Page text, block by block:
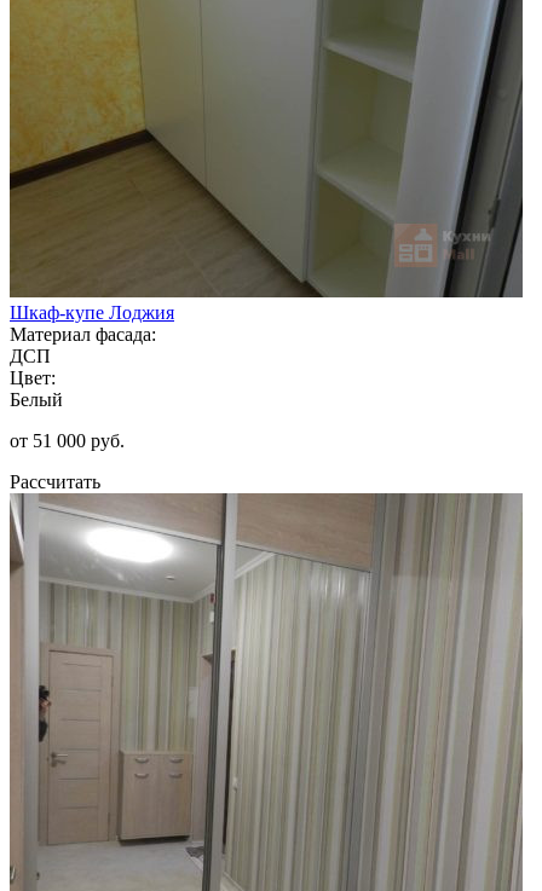
Шкаф-купе Лоджия
Материал фасада:
ДСП
Цвет:
Белый
от 51 000 руб.
Рассчитать